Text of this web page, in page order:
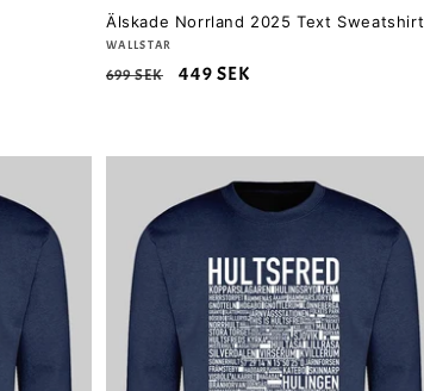
Älskade Norrland 2025 Text Sweatshirt
Säljare:
WALLSTAR
Ordinarie
699 SEK Försäljningspris
449 SEK